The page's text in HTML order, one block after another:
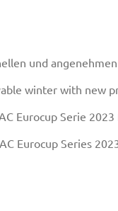
und
winter with new
Eurocup Serie
Eurocup Series